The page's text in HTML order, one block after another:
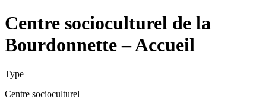
Centre socioculturel de la
Bourdonnette – Accueil
Type
Centre socioculturel